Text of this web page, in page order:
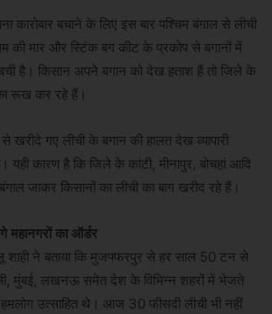
कारोबार बचाने के लिए इस बार पश्चिम बंगाल से लीची
की मार और स्टिंक बग कीट के प्रकोप से बगानों में
बची है। किसान अपने बगान को देख हताश हैं तो जिले के
रूख कर रहे हैं।
गए लीची के बगान की हालत देख व्यापारी
यही कारण है कि जिले के कांटी, मीनापुर, बोचहां आदि
जाकर किसानों का लीची का बाग खरीद रहे हैं।
महानगरों का ऑर्डर
शाही ने बताया कि मुजफ्फरपुर से हर साल 50 टन से
मुंबई, लखनऊ समेत देश के विभिन्न शहरों में भेजते
उत्साहित थे। आज 30 फीसदी लीची भी नहीं